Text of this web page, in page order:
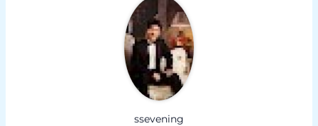
ssevening